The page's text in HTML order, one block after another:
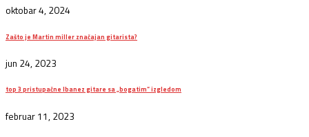
oktobar 4, 2024
Zašto je Martin miller značajan gitarista?
jun 24, 2023
top 3 pristupačne Ibanez gitare sa „bogatim“ izgledom
februar 11, 2023